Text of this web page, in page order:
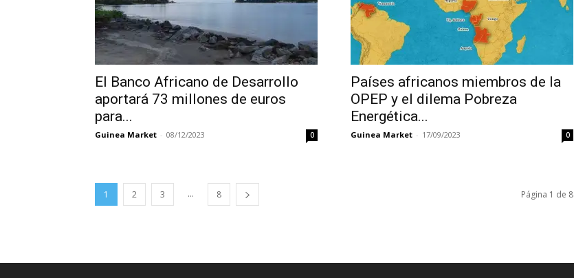
El Banco Africano de Desarrollo
aportará 73 millones de euros
para...
Guinea Market - 08/12/2023 0
Países africanos miembros de la
OPEP y el dilema Pobreza
Energética...
Guinea Market - 17/09/2023 0
1 2 3 ... 8 Página 1 de 8